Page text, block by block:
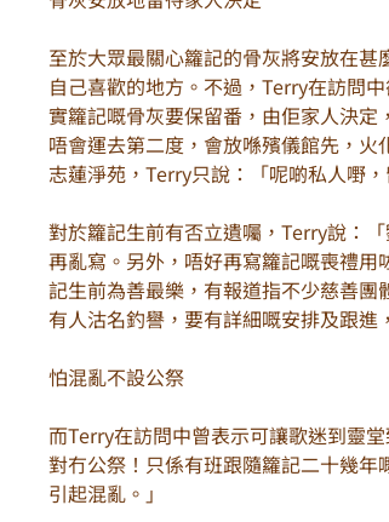
至於大眾最關心籮記的骨灰將安放在
自己喜歡的地方。不過，Terry在訪問
實籮記嘅骨灰要保留番，由佢家人決定
唔會運去第二度，會放喺殯儀館先，
志蓮淨苑，Terry只說：「呢啲私人嘢，
對於籮記生前有否立遺囑，Terry說：
再亂寫。另外，唔好再寫籮記嘅喪禮
記生前為善最樂，有報道指不少慈善
有人沽名釣譽，要有詳細嘅安排及跟進
怕混亂不設公祭
而Terry在訪問中曾表示可讓歌迷到靈
對冇公祭！只係有班跟隨籮記二十幾
引起混亂。」